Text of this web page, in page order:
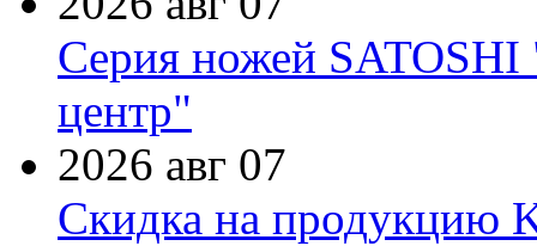
Серия ножей
центр"
2026 авг 07
Скидка на продукцию